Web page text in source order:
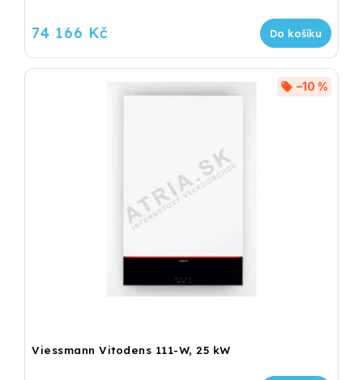
74 166 Kč Do košíku
Viessmann Vitodens 111-W, 25 kW
–10 %